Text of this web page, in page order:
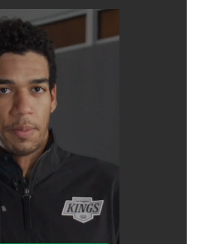
mạnh mẽ trong những năm
Lộc, cựu Chủ tịch và Giám
chia sẻ.
đầy ý nghĩa đối với cộng
ngoại khi chúng ta chuẩn
Đán vào ngày 29 tháng 1,
kỷ niệm 50 năm viễn
đau chung của chúng ta
thành tựu chung của
cùng to lớn. Tôi mong được